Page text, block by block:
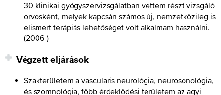
30 klinikai gyógyszervizsgálatban vettem részt vizsgáló
orvosként, melyek kapcsán számos új, nemzetközileg is
elismert terápiás lehetőséget volt alkalmam használni.
(2006-)
Végzett eljárások
Szakterületem a vascularis neurológia, neurosonológia,
és szomnológia, főbb érdeklődési területem az agyi